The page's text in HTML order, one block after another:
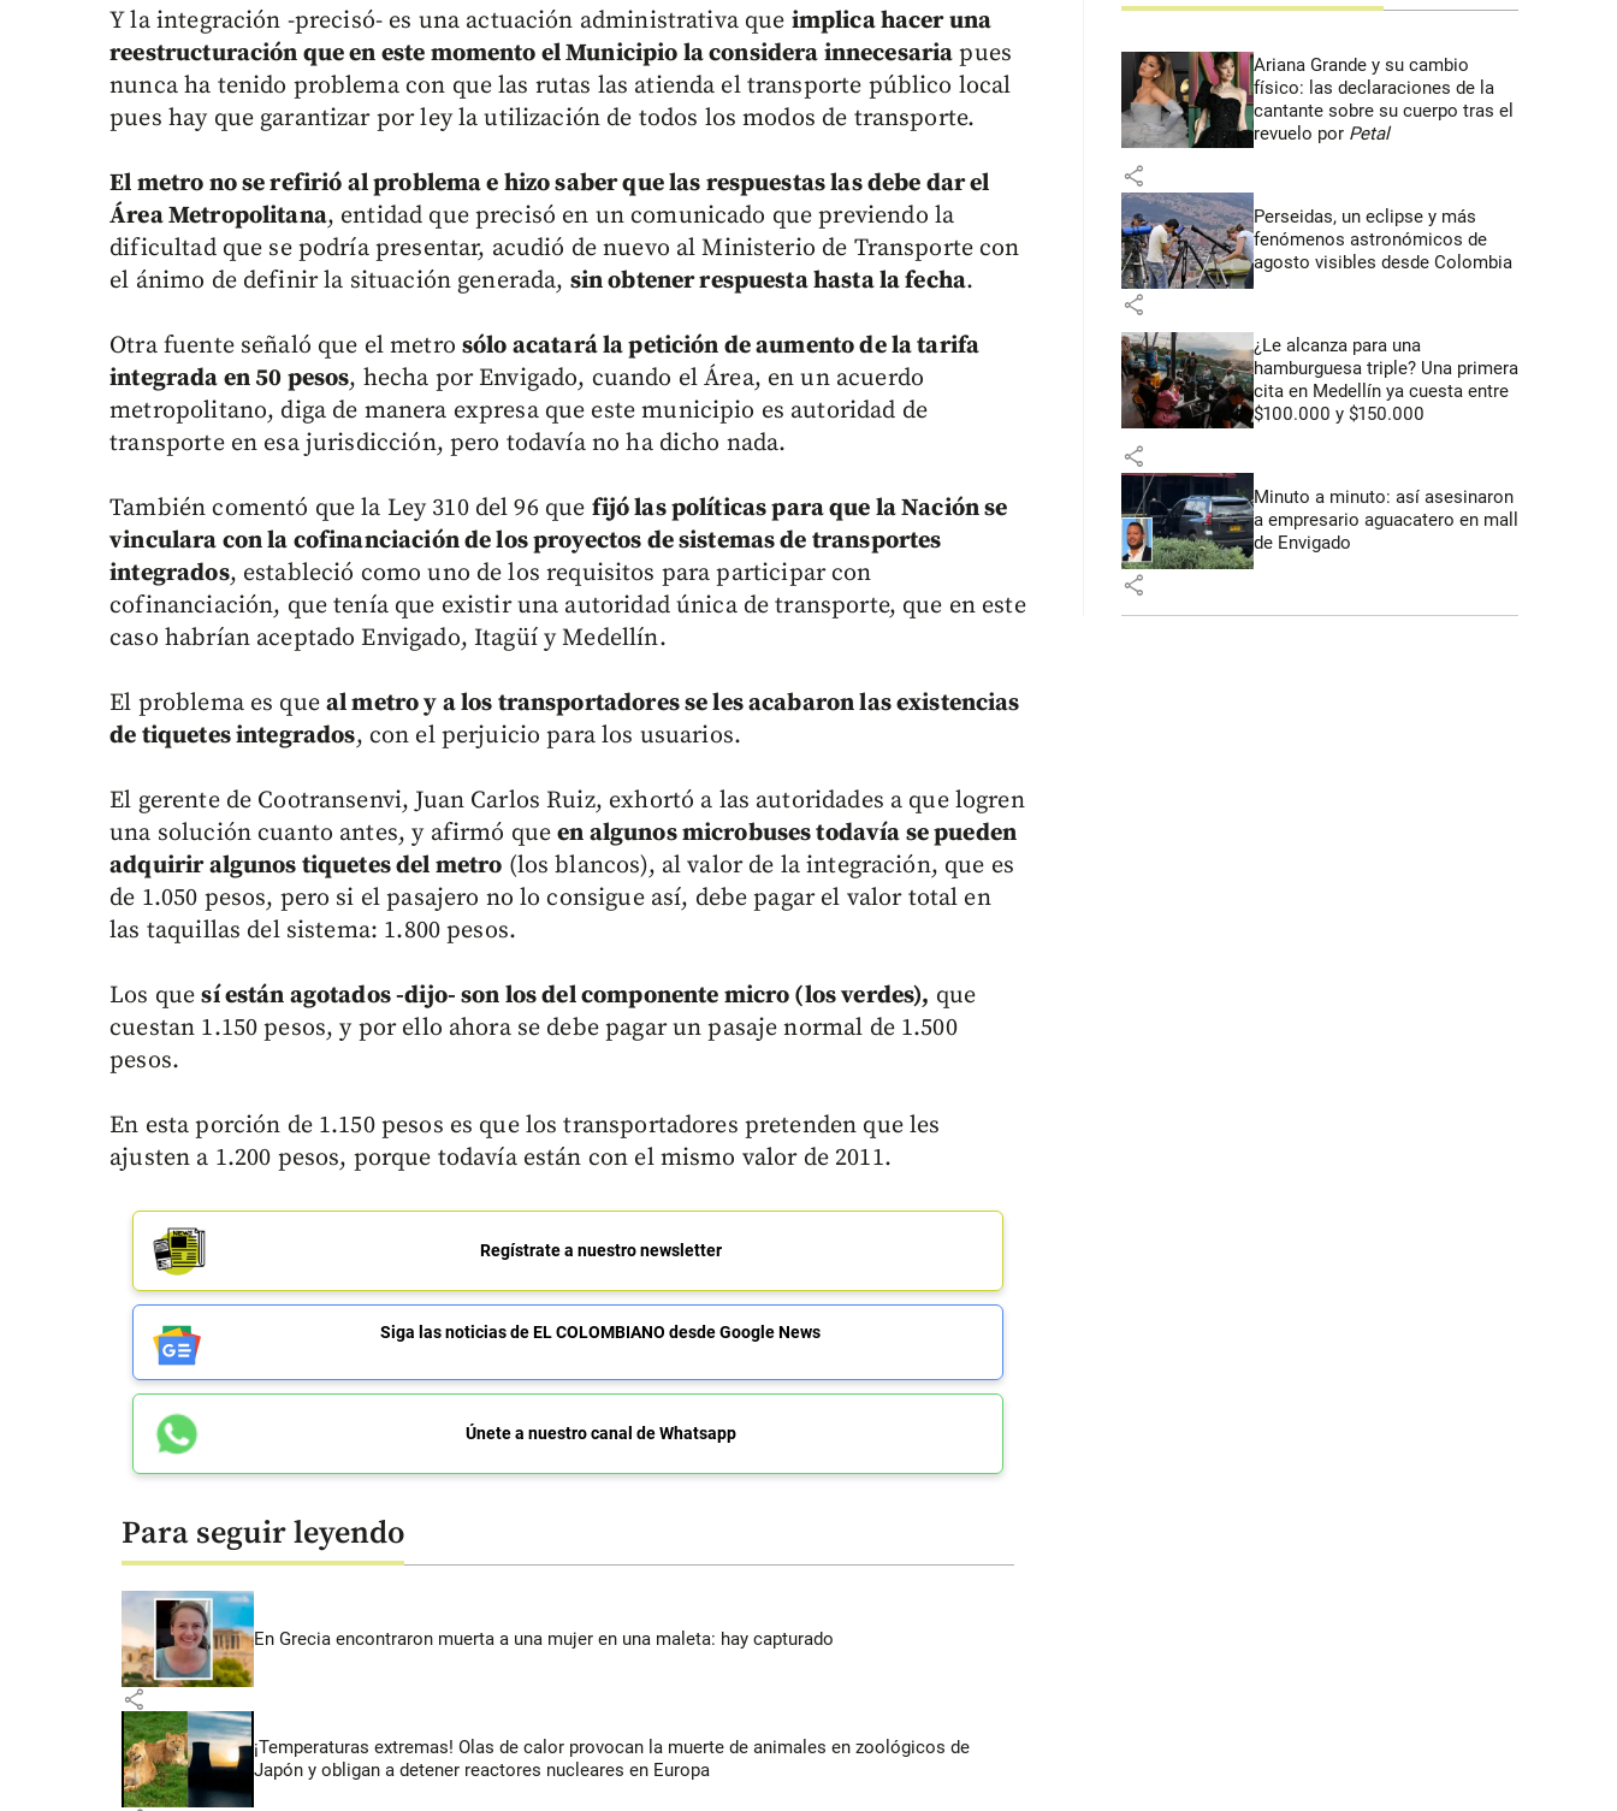
Y la integración -precisó- es una actuación administrativa que implica hacer una
reestructuración que en este momento el Municipio la considera innecesaria pues
nunca ha tenido problema con que las rutas las atienda el transporte público local
pues hay que garantizar por ley la utilización de todos los modos de transporte.
El metro no se refirió al problema e hizo saber que las respuestas las debe dar el
Área Metropolitana, entidad que precisó en un comunicado que previendo la
dificultad que se podría presentar, acudió de nuevo al Ministerio de Transporte con
el ánimo de definir la situación generada, sin obtener respuesta hasta la fecha.
Otra fuente señaló que el metro sólo acatará la petición de aumento de la tarifa
integrada en 50 pesos, hecha por Envigado, cuando el Área, en un acuerdo
metropolitano, diga de manera expresa que este municipio es autoridad de
transporte en esa jurisdicción, pero todavía no ha dicho nada.
También comentó que la Ley 310 del 96 que fijó las políticas para que la Nación se
vinculara con la cofinanciación de los proyectos de sistemas de transportes
integrados, estableció como uno de los requisitos para participar con
cofinanciación, que tenía que existir una autoridad única de transporte, que en este
caso habrían aceptado Envigado, Itagüí y Medellín.
El problema es queal metro y a los transportadores se les acabaron las existencias
de tiquetes integrados, con el perjuicio para los usuarios.
El gerente de Cootransenvi, Juan Carlos Ruiz, exhortó a las autoridades a que logren
una solución cuanto antes, y afirmó queen algunos microbuses todavía se pueden
adquirir algunos tiquetes del metro (los blancos), al valor de la integración, que es
de 1.050 pesos, pero si el pasajero no lo consigue así, debe pagar el valor total en
las taquillas del sistema: 1.800 pesos.
Los quesí están agotados -dijo- son los del componente micro (los verdes), que
cuestan 1.150 pesos, y por ello ahora se debe pagar un pasaje normal de 1.500
pesos.
En esta porción de 1.150 pesos es que los transportadores pretenden que les
ajusten a 1.200 pesos, porque todavía están con el mismo valor de 2011.
Regístrate a nuestro newsletter
Siga las noticias de EL COLOMBIANO desde Google News
Únete a nuestro canal de Whatsapp
Para seguir leyendo
En Grecia encontraron muerta a una mujer en una maleta: hay capturado
share
¡Temperaturas extremas! Olas de calor provocan la muerte de animales en zoológicos de
Japón y obligan a detener reactores nucleares en Europa
Ariana Grande y su cambio
físico: las declaraciones de la
cantante sobre su cuerpo tras el
revuelo por Petal
share
Perseidas, un eclipse y más
fenómenos astronómicos de
agosto visibles desde Colombia
share
¿Le alcanza para una
hamburguesa triple? Una primera
cita en Medellín ya cuesta entre
$100.000 y $150.000
share
Minuto a minuto: así asesinaron
a empresario aguacatero en mall
de Envigado
share